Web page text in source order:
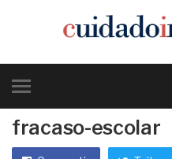
fracaso-escolar